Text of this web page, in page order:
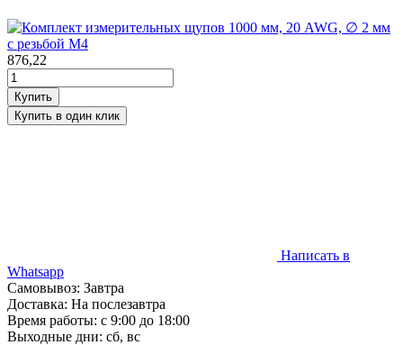
876,22
Написать в
Whatsapp
Самовывоз: Завтра
Доставка: На послезавтра
Время работы: с 9:00 до 18:00
Выходные дни: сб, вс